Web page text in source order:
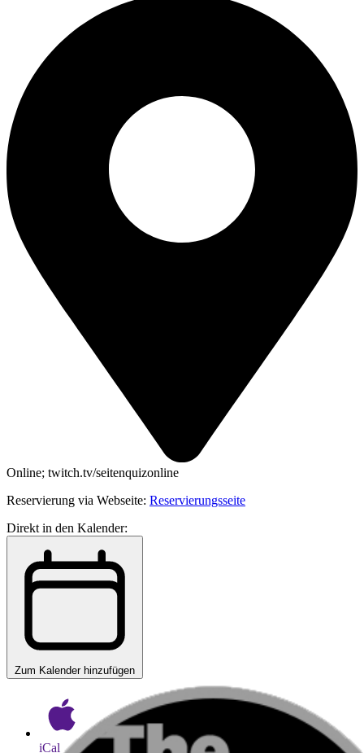
Online; twitch.tv/seitenquizonline
Reservierung via Webseite: Reservierungsseite
Direkt in den Kalender:
Zum Kalender hinzufügen
iCal